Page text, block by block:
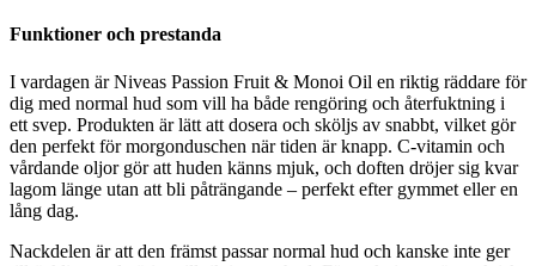
Funktioner och prestanda
I vardagen är Niveas Passion Fruit & Monoi Oil en riktig räddare för
dig med normal hud som vill ha både rengöring och återfuktning i
ett svep. Produkten är lätt att dosera och sköljs av snabbt, vilket gör
den perfekt för morgonduschen när tiden är knapp. C-vitamin och
vårdande oljor gör att huden känns mjuk, och doften dröjer sig kvar
lagom länge utan att bli påträngande – perfekt efter gymmet eller en
lång dag.
Nackdelen är att den främst passar normal hud och kanske inte ger